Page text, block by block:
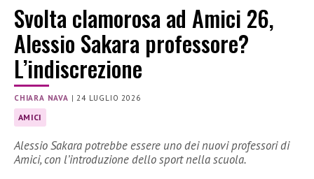
Svolta clamorosa ad Amici 26,
Alessio Sakara professore?
L’indiscrezione
CHIARA NAVA |24 LUGLIO 2026
AMICI
Alessio Sakara potrebbe essere uno dei nuovi professori di
Amici, con l’introduzione dello sport nella scuola.